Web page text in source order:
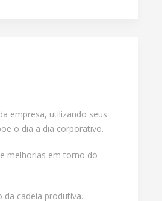
empresa, utilizando seus
o dia a dia corporativo.
melhorias em torno do
da cadeia produtiva.